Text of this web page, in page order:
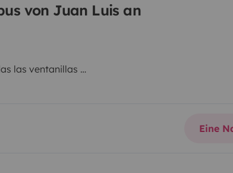
von Juan Luis an
las ventanillas
Eine